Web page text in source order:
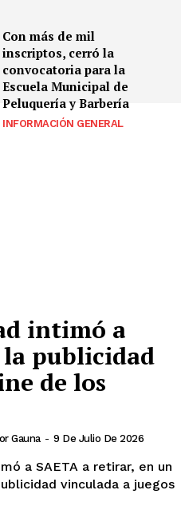
Con más de mil
inscriptos, cerró la
convocatoria para la
Escuela Municipal de
Peluquería y Barbería
INFORMACIÓN GENERAL
intimó a
publicidad
de los
Gauna - 9 De Julio De 2026
a SAETA a retirar, en un
vinculada a juegos